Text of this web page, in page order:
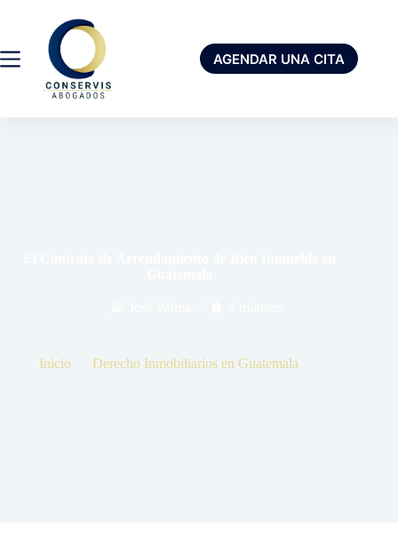
AGENDAR UNA CITA
Inicio
Derecho Inmobiliarios en Guatemala